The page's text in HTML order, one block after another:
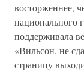
восторженнее,
национального
поддерживала
«Вильсон, не
страницу